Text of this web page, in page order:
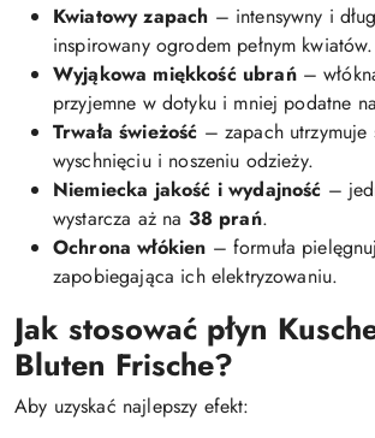
Kwiatowy zapach – intensywny i
inspirowany ogrodem pełnym kwiatów.
Wyjąkowa miękkość ubrań–
przyjemne w dotyku i mniej podatne
Trwała świeżość – zapach utrzymuje
wyschnięciu i noszeniu odzieży.
Niemiecka jakość i wydajność –
wystarcza aż na 38 prań.
Ochrona włókien – formuła
zapobiegająca ich elektryzowaniu.
Jak stosować płyn
Bluten Frische?
Aby uzyskać najlepszy efekt: